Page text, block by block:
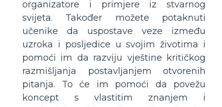
organizatore i primjere iz stvarnog
svijeta. Također možete potaknuti
učenike da uspostave veze između
uzroka i posljedice u svojim životima i
pomoći im da razviju vještine kritičkog
razmišljanja postavljanjem otvorenih
pitanja. To će im pomoći da povežu
koncept s vlastitim znanjem i